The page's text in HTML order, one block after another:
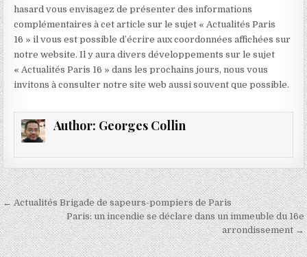
hasard vous envisagez de présenter des informations
complémentaires à cet article sur le sujet « Actualités Paris
16 » il vous est possible d’écrire aux coordonnées affichées sur
notre website. Il y aura divers développements sur le sujet
« Actualités Paris 16 » dans les prochains jours, nous vous
invitons à consulter notre site web aussi souvent que possible.
Author: Georges Collin
Navigation
de
l’article
← Actualités Brigade de sapeurs-pompiers de Paris
Paris: un incendie se déclare dans un immeuble du 16e
arrondissement →